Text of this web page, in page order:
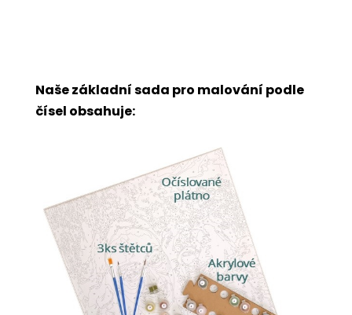
Naše základní sada pro malování podle
čísel obsahuje: